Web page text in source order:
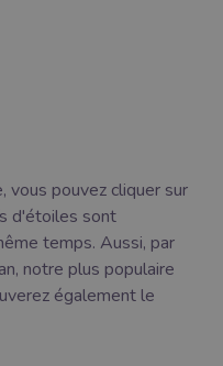
vous pouvez cliquer sur
d'étoiles sont
temps. Aussi, par
notre plus populaire
également le